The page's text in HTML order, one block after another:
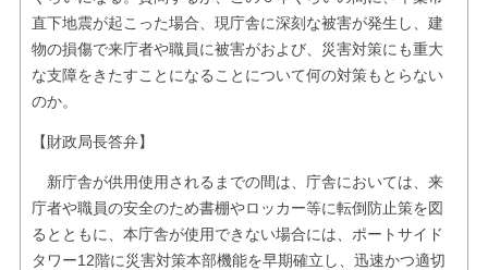
直下地震が起こった場合、現庁舎に深刻な被害が発生し、建
物の損傷で来庁者や職員に被害がおよび、災害対策にも重大
な支障をきたすことになることについて何の対策もとらない
のか。
【財政局長答弁】
新庁舎が供用使用されるまでの間は、庁舎においては、来
庁者や職員の安全のため書棚やロッカー等に転倒防止策を図
るとともに、本庁舎が使用できない場合には、ポートサイド
タワー12階に災害対策本部機能を早期確立し、迅速かつ適切